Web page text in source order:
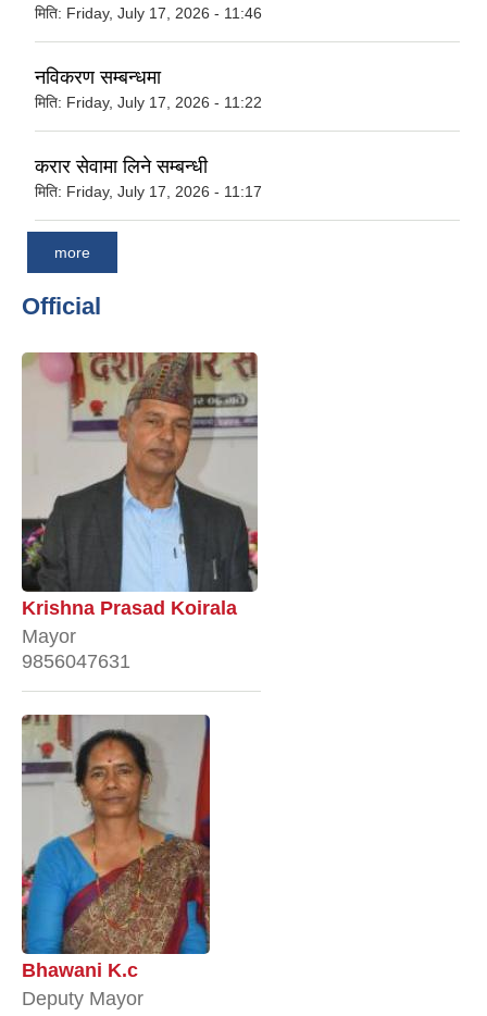
मिति: Friday, July 17, 2026 - 11:46
नविकरण सम्बन्धमा
मिति: Friday, July 17, 2026 - 11:22
करार सेवामा लिने सम्बन्धी
मिति: Friday, July 17, 2026 - 11:17
more
Official
Krishna Prasad Koirala
Mayor
9856047631
Bhawani K.c
Deputy Mayor